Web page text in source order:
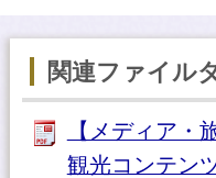
関連ファイル
【メディア・
観光コンテン